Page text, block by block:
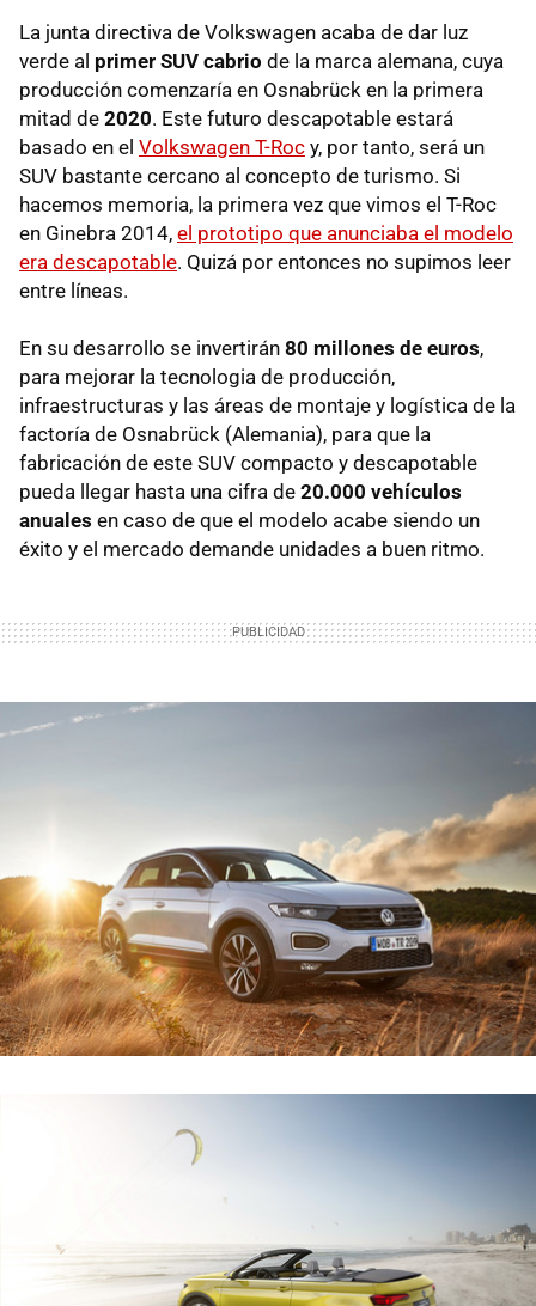
La junta directiva de Volkswagen acaba de dar luz
verde al primer SUV cabrio de la marca alemana, cuya
producción comenzaría en Osnabrück en la primera
mitad de 2020. Este futuro descapotable estará
basado en el Volkswagen T-Roc y, por tanto, será un
SUV bastante cercano al concepto de turismo. Si
hacemos memoria, la primera vez que vimos el T-Roc
en Ginebra 2014, el prototipo que anunciaba el modelo
era descapotable. Quizá por entonces no supimos leer
entre líneas.
En su desarrollo se invertirán 80 millones de euros,
para mejorar la tecnologia de producción,
infraestructuras y las áreas de montaje y logística de la
factoría de Osnabrück (Alemania), para que la
fabricación de este SUV compacto y descapotable
pueda llegar hasta una cifra de 20.000 vehículos
anuales en caso de que el modelo acabe siendo un
éxito y el mercado demande unidades a buen ritmo.